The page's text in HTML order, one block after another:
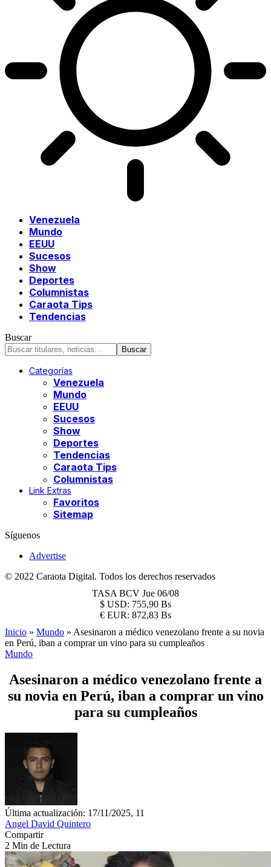
Venezuela
Mundo
EEUU
Sucesos
Show
Deportes
Columnistas
Caraota Tips
Tendencias
Buscar
Categorías
Venezuela
Mundo
EEUU
Sucesos
Show
Deportes
Tendencias
Caraota Tips
Columnistas
Link Extras
Favoritos
Sitemap
Síguenos
Advertise
© 2022 Caraota Digital. Todos los derechos reservados
TASA BCV Jue 06/08
$ USD: 755,90 Bs
€ EUR: 872,83 Bs
Inicio » Mundo » Asesinaron a médico venezolano frente a su novia
en Perú, iban a comprar un vino para su cumpleaños
Mundo
Asesinaron a médico venezolano frente a
su novia en Perú, iban a comprar un vino
para su cumpleaños
Última actualización: 17/11/2025, 11
Angel David Quintero
Compartir
2 Min de Lectura